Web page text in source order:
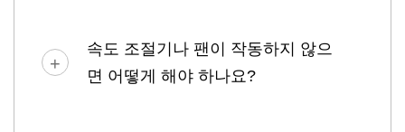
속도 조절기나 팬이 작동하지 않으
면 어떻게 해야 하나요?